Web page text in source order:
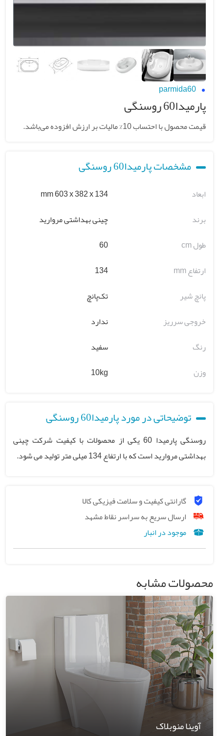
parmida60
پارمیدا60 روسنگی
قیمت محصول با احتساب 10% مالیات بر ارزش افزوده می‌باشد.
مشخصات پارمیدا60 روسنگی
ابعاد
mm 603 x 382 x 134
برند
چینی بهداشتی مروارید
طول cm
60
ارتفاع mm
134
پانچ شیر
تک‌پانچ
خروجی سرریز
ندارد
رنگ
سفید
وزن
10kg
توضیحاتی در مورد پارمیدا60 روسنگی
روسنگی پارمیدا 60 یکی از محصولات با کیفیت شرکت چینی
بهداشتی مروارید است که با ارتفاع 134 میلی متر تولید می شود.
گارانتی کیفیت و سلامت فیزیکی کالا
ارسال سریع به سراسر نقاط مشهد
موجود در انبار
محصولات مشابه
آوینا منوبلاک